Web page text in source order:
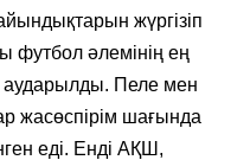
жүргізіп
футбол әлемінің ең
Пеле мен
жасөспірім шағында
еді. Енді АҚШ,